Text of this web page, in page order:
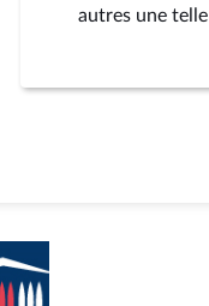
autres une